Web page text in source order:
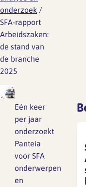
Lief en leed
Branche analyse en
onderzoek
Rapport Arbeidszaken
Rapport Arbeidszaken
Sectoranalyse
Jaarrapportage
Ontwerpsector 2025
Gedragscode
Vertrouwenspersoon
Handreikingen
Kantooromgeving
Maatregelen
onderzoek /
SFA-rapport
Arbeidszaken:
de stand van
de branche
2025
Eén keer
per jaar
onderzoekt
Panteia
voor SFA
onderwerpen
en